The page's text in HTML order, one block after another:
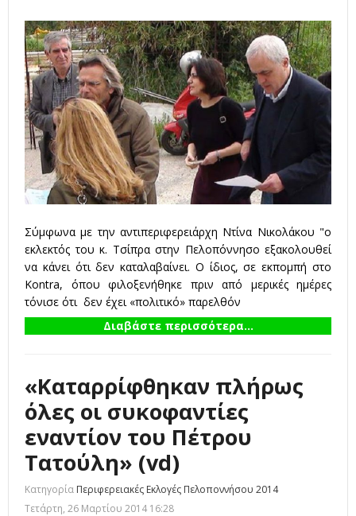
Σύμφωνα με την αντιπεριφερειάρχη Ντίνα Νικολάκου "ο
εκλεκτός του κ. Τσίπρα στην Πελοπόννησο εξακολουθεί
να κάνει ότι δεν καταλαβαίνει. Ο ίδιος, σε εκπομπή στο
Kontra, όπου φιλοξενήθηκε πριν από μερικές ημέρες
τόνισε ότι δεν έχει «πολιτικό» παρελθόν
Διαβάστε περισσότερα...
«Καταρρίφθηκαν πλήρως
όλες οι συκοφαντίες
εναντίον του Πέτρου
Τατούλη» (vd)
Κατηγορία Περιφερειακές Εκλογές Πελοποννήσου 2014
Τετάρτη, 26 Μαρτίου 2014 16:28